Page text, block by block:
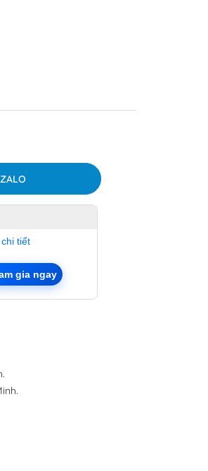
ZALO
tiết
gia ngay